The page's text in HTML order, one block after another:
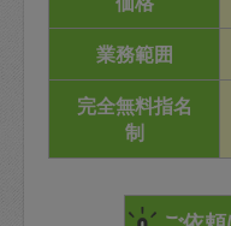
業務範囲
完全無料指名
制